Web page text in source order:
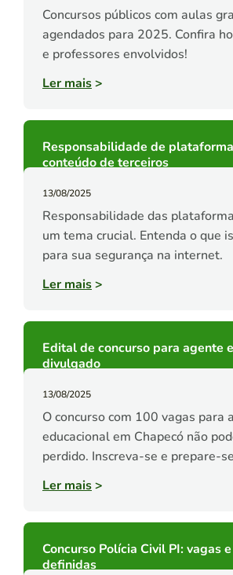
Concursos públicos com aulas
agendados para 2025. Confira
e professores envolvidos!
Ler mais>
Responsabilidade de
conteúdo de terceiros
13/08/2025
Responsabilidade das
um tema crucial. Entenda o que
para sua segurança na internet.
Ler mais>
Edital de concurso para agente
divulgado
13/08/2025
O concurso com 100 vagas para
educacional em Chapecó não
perdido. Inscreva-se e prepare-
Ler mais>
Concurso Polícia Civil PI: vagas
definidas